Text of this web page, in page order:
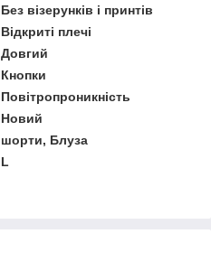
Без візерунків і принтів
Відкриті плечі
Довгий
Кнопки
Повітропроникність
Новий
шорти, Блуза
L